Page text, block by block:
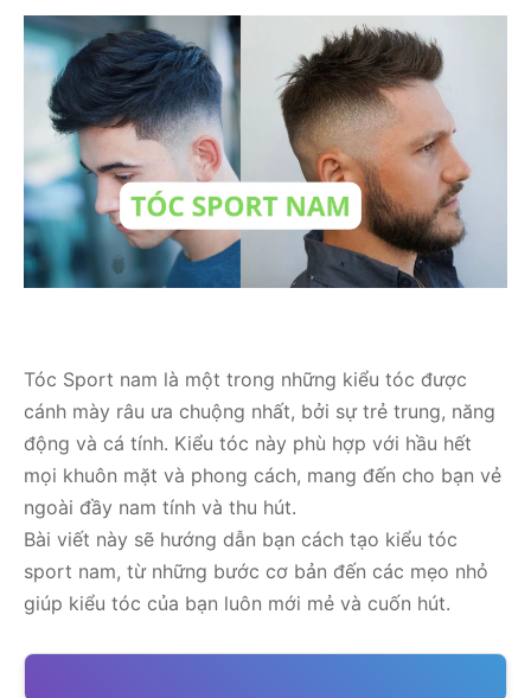
Tóc Sport nam là một trong những kiểu tóc được
cánh mày râu ưa chuộng nhất, bởi sự trẻ trung, năng
động và cá tính. Kiểu tóc này phù hợp với hầu hết
mọi khuôn mặt và phong cách, mang đến cho bạn vẻ
ngoài đầy nam tính và thu hút.
Bài viết này sẽ hướng dẫn bạn cách tạo kiểu tóc
sport nam, từ những bước cơ bản đến các mẹo nhỏ
giúp kiểu tóc của bạn luôn mới mẻ và cuốn hút.